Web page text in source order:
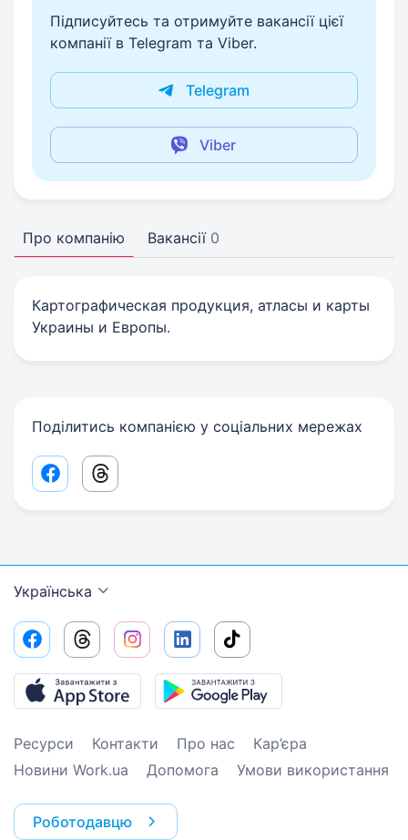
Підписуйтесь та отримуйте вакансії цієї
компанії в Telegram та Viber.
Telegram
Viber
Про компанію Вакансії 0
Картографическая продукция, атласы и карты
Украины и Европы.
Поділитись компанією у соціальних мережах
Facebook share link
Threads share link
Українська
Ресурси Контакти Про нас
Кар’єра
Новини Work.ua
Допомога Умови використання
Роботодавцю